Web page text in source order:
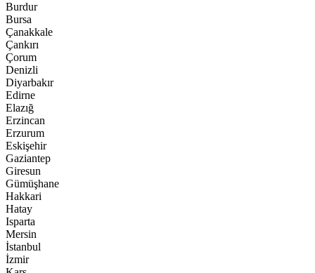
Burdur
Bursa
Çanakkale
Çankırı
Çorum
Denizli
Diyarbakır
Edirne
Elazığ
Erzincan
Erzurum
Eskişehir
Gaziantep
Giresun
Gümüşhane
Hakkari
Hatay
Isparta
Mersin
İstanbul
İzmir